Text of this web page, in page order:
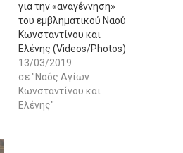
για την «αναγέννηση»
του εμβληματικού Ναού
Κωνσταντίνου και
Ελένης (Videos/Photos)
13/03/2019
σε "Ναός Αγίων
Κωνσταντίνου και
Ελένης"